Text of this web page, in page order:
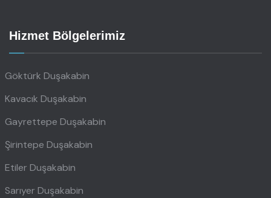
Hizmet Bölgelerimiz
Göktürk Duşakabin
Kavacık Duşakabin
Gayrettepe Duşakabin
Şirintepe Duşakabin
Etiler Duşakabin
Sarıyer Duşakabin